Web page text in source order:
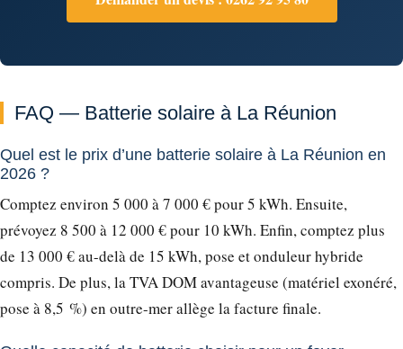
FAQ — Batterie solaire à La Réunion
Quel est le prix d’une batterie solaire à La Réunion en
2026 ?
Comptez environ 5 000 à 7 000 € pour 5 kWh. Ensuite,
prévoyez 8 500 à 12 000 € pour 10 kWh. Enfin, comptez plus
de 13 000 € au-delà de 15 kWh, pose et onduleur hybride
compris. De plus, la TVA DOM avantageuse (matériel exonéré,
pose à 8,5 %) en outre-mer allège la facture finale.